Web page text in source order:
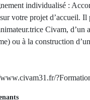
individualisé :
votre projet d’accueil. Il
Civam, d’un
ou à la construction